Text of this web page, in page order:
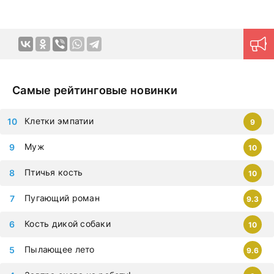
Самые рейтинговые новинки
Пылающее лето 9.6
Кость дикой собаки 10
Пугающий роман 9.3
Птичья кость 10
Муж 10
Клетки эмпатии 9